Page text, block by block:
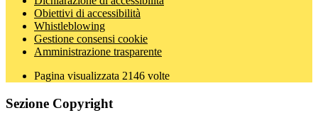
Obiettivi di accessibilità
Whistleblowing
Gestione consensi cookie
Amministrazione trasparente
Pagina visualizzata 2146 volte
Sezione Copyright